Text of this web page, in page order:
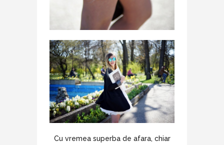
Cu vremea superba de afara, chiar